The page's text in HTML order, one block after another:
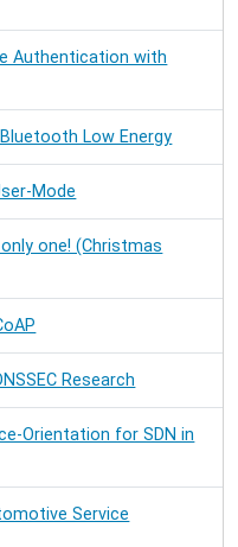
Authentication with
Low Energy
Mode
one! (Christmas
Research
Orientation for SDN in
Service